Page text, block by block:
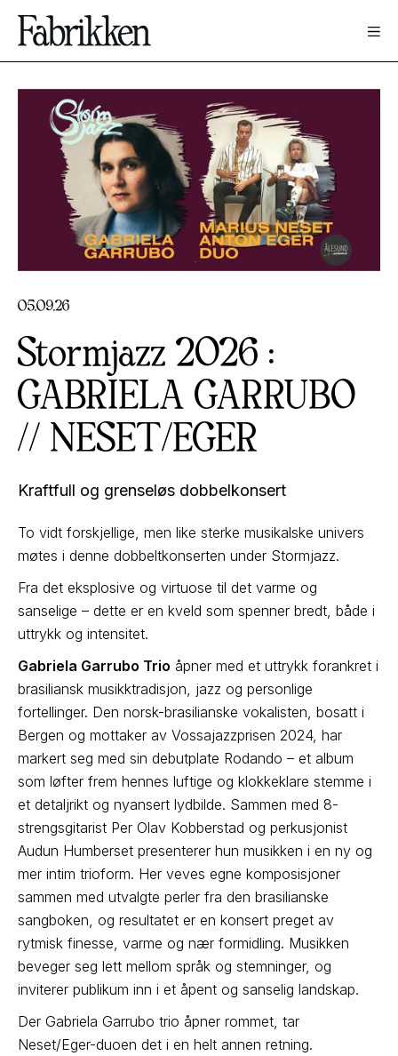
05.09.26
Stormjazz 2026 :
GABRIELA GARRUBO
// NESET/EGER
Kraftfull og grenseløs dobbelkonsert
To vidt forskjellige, men like sterke musikalske univers
møtes i denne dobbeltkonserten under Stormjazz.
Fra det eksplosive og virtuose til det varme og
sanselige – dette er en kveld som spenner bredt, både i
uttrykk og intensitet.
Gabriela Garrubo Trio åpner med et uttrykk forankret i
brasiliansk musikktradisjon, jazz og personlige
fortellinger. Den norsk-brasilianske vokalisten, bosatt i
Bergen og mottaker av Vossajazzprisen 2024, har
markert seg med sin debutplate Rodando – et album
som løfter frem hennes luftige og klokkeklare stemme i
et detaljrikt og nyansert lydbilde. Sammen med 8-
strengsgitarist Per Olav Kobberstad og perkusjonist
Audun Humberset presenterer hun musikken i en ny og
mer intim trioform. Her veves egne komposisjoner
sammen med utvalgte perler fra den brasilianske
sangboken, og resultatet er en konsert preget av
rytmisk finesse, varme og nær formidling. Musikken
beveger seg lett mellom språk og stemninger, og
inviterer publikum inn i et åpent og sanselig landskap.
Der Gabriela Garrubo trio åpner rommet, tar
Neset/Eger-duoen det i en helt annen retning.